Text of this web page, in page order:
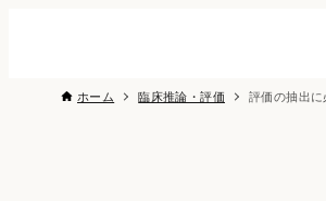
ホーム 臨床推論・評価 評価の抽出に